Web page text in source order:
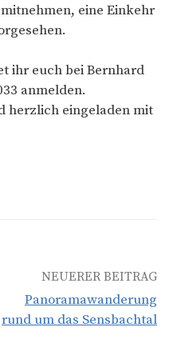
eine Einkehr
ihr euch bei Bernhard
anmelden.
herzlich eingeladen mit
NEUERER BEITRAG
Panoramawanderung
rund um das Sensbachtal